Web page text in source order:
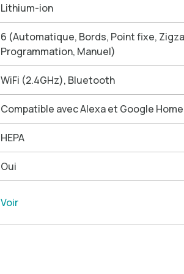
Lithium-ion
6 (Automatique, Bords, Point fixe,
Programmation, Manuel)
WiFi (2.4GHz), Bluetooth
Compatible avec Alexa et Google Home
HEPA
Oui
Voir